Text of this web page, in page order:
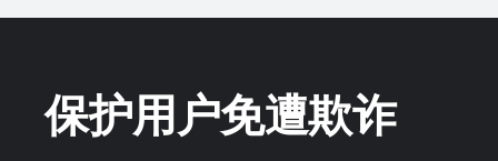
保护用户免遭欺诈